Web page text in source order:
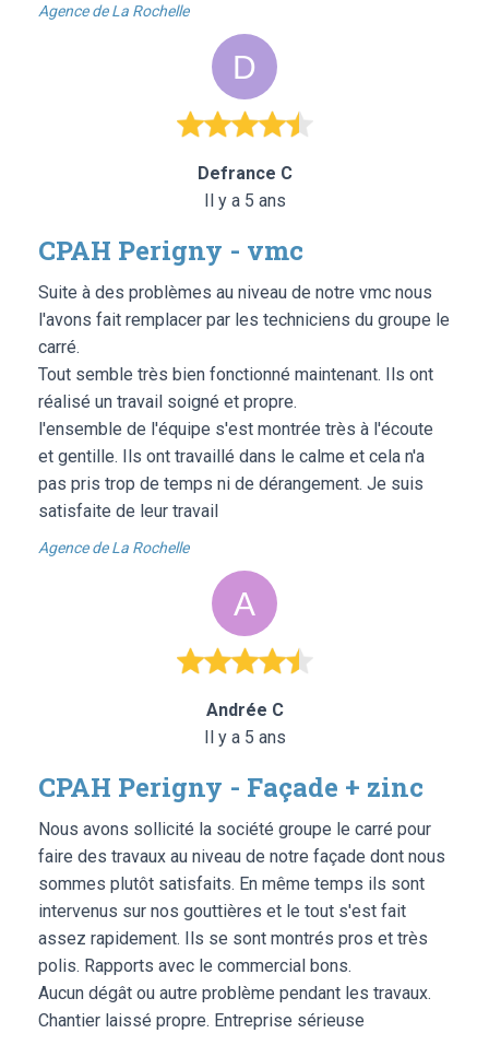
Agence de La Rochelle
Defrance C
Il y a 5 ans
CPAH Perigny - vmc
Suite à des problèmes au niveau de notre vmc nous
l'avons fait remplacer par les techniciens du groupe le
carré.
Tout semble très bien fonctionné maintenant. Ils ont
réalisé un travail soigné et propre.
l'ensemble de l'équipe s'est montrée très à l'écoute
et gentille. Ils ont travaillé dans le calme et cela n'a
pas pris trop de temps ni de dérangement. Je suis
satisfaite de leur travail
Agence de La Rochelle
Andrée C
Il y a 5 ans
CPAH Perigny - Façade + zinc
Nous avons sollicité la société groupe le carré pour
faire des travaux au niveau de notre façade dont nous
sommes plutôt satisfaits. En même temps ils sont
intervenus sur nos gouttières et le tout s'est fait
assez rapidement. Ils se sont montrés pros et très
polis. Rapports avec le commercial bons.
Aucun dégât ou autre problème pendant les travaux.
Chantier laissé propre. Entreprise sérieuse